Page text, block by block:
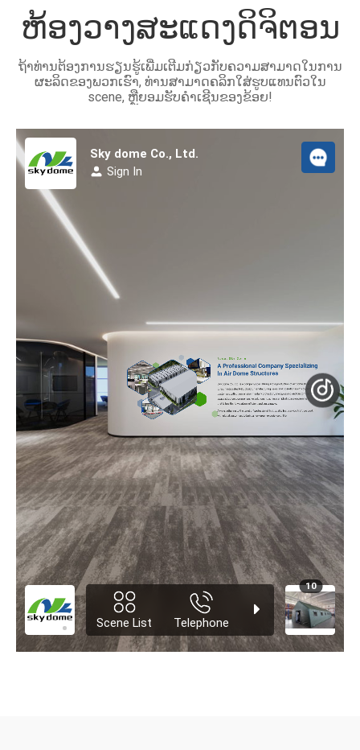
ຫ້ອງວາງສະແດງດິຈິຕອນ
ຖ້າທ່ານຕ້ອງການຮຽນຮູ້ເພີ່ມເຕີມກ່ຽວກັບຄວາມສາມາດໃນການ
ຜະລິດຂອງພວກເຮົາ, ທ່ານສາມາດຄລິກໃສ່ຮູບແທນຕົວໃນ
scene, ຫຼືຍອມຮັບຄໍາເຊີນຂອງຂ້ອຍ!